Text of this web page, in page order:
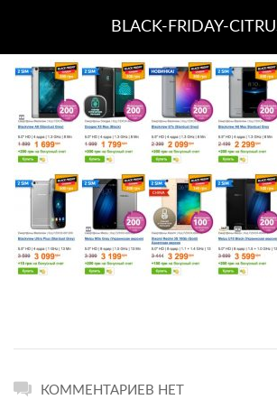
BLACK-FRIDAY-
КОММЕНТАРИЕВ НЕТ